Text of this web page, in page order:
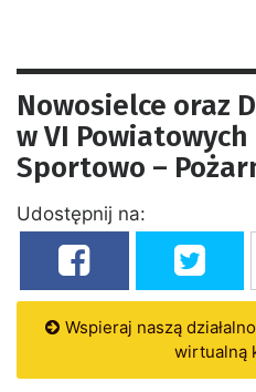
Nowosielce oraz
w VI
Sportowo –
Udostępnij na:
Wspieraj naszą
wirtualną